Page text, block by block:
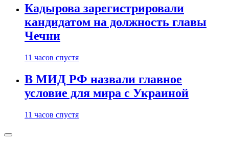
Кадырова зарегистрировали
кандидатом на должность главы
Чечни
11 часов спустя
В МИД РФ назвали главное
условие для мира с Украиной
11 часов спустя